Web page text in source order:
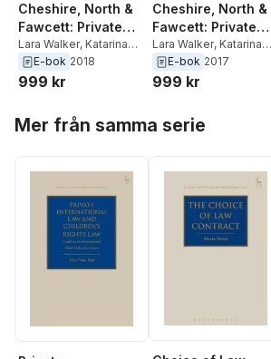
Cheshire, North &
Fawcett: Private
International Law
Lara Walker, Katarina
Trimmings,Zheng
Sophia Tang
Merrett,Christian
James J. Fawcett,Paul
Torremans
E-bok 2018
999 kr
Cheshire, North &
Fawcett: Private
International Law
Lara Walker, Katarina
Trimmings,Zheng
Sophia Tang
Merrett,Christian
James J. Fawcett,
Torremans
E-bok 2017
999 kr
Mer från samma serie